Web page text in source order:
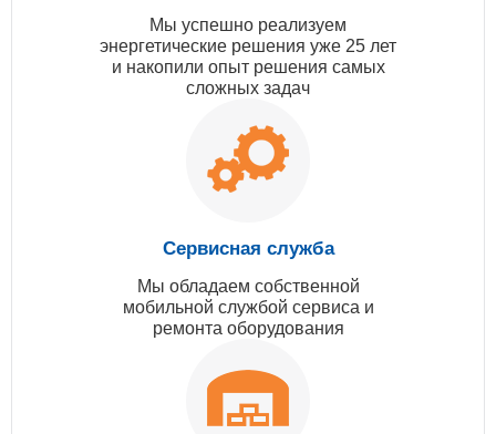
Мы успешно реализуем
энергетические решения уже 25 лет
и накопили опыт решения самых
сложных задач
Сервисная служба
Мы обладаем собственной
мобильной службой сервиса и
ремонта оборудования